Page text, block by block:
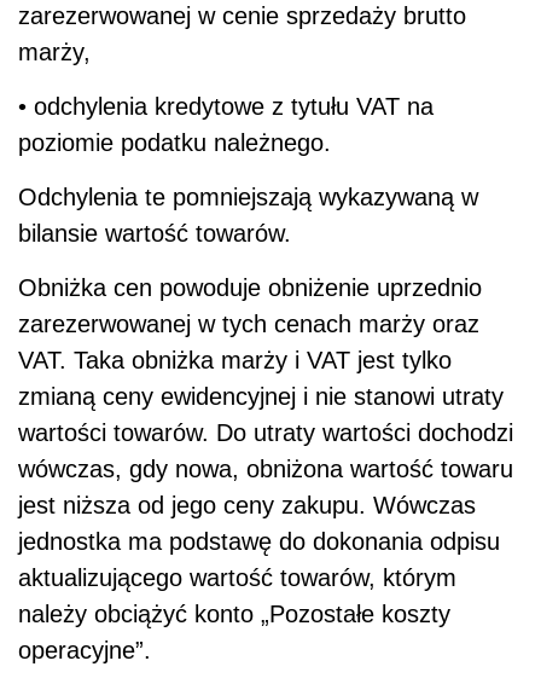
zarezerwowanej w cenie sprzedaży brutto
marży,
• odchylenia kredytowe z tytułu VAT na
poziomie podatku należnego.
Odchylenia te pomniejszają wykazywaną w
bilansie wartość towarów.
Obniżka cen powoduje obniżenie uprzednio
zarezerwowanej w tych cenach marży oraz
VAT. Taka obniżka marży i VAT jest tylko
zmianą ceny ewidencyjnej i nie stanowi utraty
wartości towarów. Do utraty wartości dochodzi
wówczas, gdy nowa, obniżona wartość towaru
jest niższa od jego ceny zakupu. Wówczas
jednostka ma podstawę do dokonania odpisu
aktualizującego wartość towarów, którym
należy obciążyć konto „Pozostałe koszty
operacyjne”.